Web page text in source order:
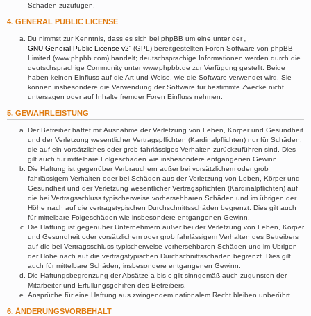
Schaden zuzufügen.
4. GENERAL PUBLIC LICENSE
Du nimmst zur Kenntnis, dass es sich bei phpBB um eine unter der „
GNU General Public License v2“ (GPL) bereitgestellten Foren-Software von phpBB
Limited (www.phpbb.com) handelt; deutschsprachige Informationen werden durch die
deutschsprachige Community unter www.phpbb.de zur Verfügung gestellt. Beide
haben keinen Einfluss auf die Art und Weise, wie die Software verwendet wird. Sie
können insbesondere die Verwendung der Software für bestimmte Zwecke nicht
untersagen oder auf Inhalte fremder Foren Einfluss nehmen.
5. GEWÄHRLEISTUNG
Der Betreiber haftet mit Ausnahme der Verletzung von Leben, Körper und Gesundheit
und der Verletzung wesentlicher Vertragspflichten (Kardinalpflichten) nur für Schäden,
die auf ein vorsätzliches oder grob fahrlässiges Verhalten zurückzuführen sind. Dies
gilt auch für mittelbare Folgeschäden wie insbesondere entgangenen Gewinn.
Die Haftung ist gegenüber Verbrauchern außer bei vorsätzlichem oder grob
fahrlässigem Verhalten oder bei Schäden aus der Verletzung von Leben, Körper und
Gesundheit und der Verletzung wesentlicher Vertragspflichten (Kardinalpflichten) auf
die bei Vertragsschluss typischerweise vorhersehbaren Schäden und im übrigen der
Höhe nach auf die vertragstypischen Durchschnittsschäden begrenzt. Dies gilt auch
für mittelbare Folgeschäden wie insbesondere entgangenen Gewinn.
Die Haftung ist gegenüber Unternehmern außer bei der Verletzung von Leben, Körper
und Gesundheit oder vorsätzlichem oder grob fahrlässigem Verhalten des Betreibers
auf die bei Vertragsschluss typischerweise vorhersehbaren Schäden und im Übrigen
der Höhe nach auf die vertragstypischen Durchschnittsschäden begrenzt. Dies gilt
auch für mittelbare Schäden, insbesondere entgangenen Gewinn.
Die Haftungsbegrenzung der Absätze a bis c gilt sinngemäß auch zugunsten der
Mitarbeiter und Erfüllungsgehilfen des Betreibers.
Ansprüche für eine Haftung aus zwingendem nationalem Recht bleiben unberührt.
6. ÄNDERUNGSVORBEHALT